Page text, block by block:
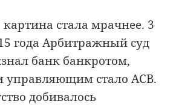
стала мрачнее. 3
года Арбитражный суд
банк банкротом,
управляющим стало АСВ.
добивалось